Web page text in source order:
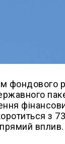
з
вплив.